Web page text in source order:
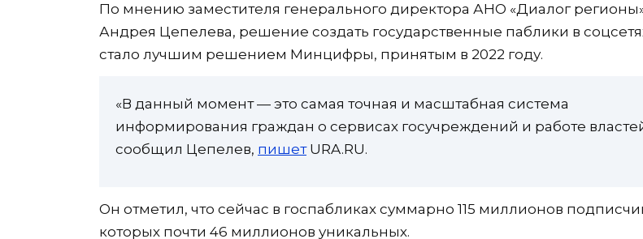
По мнению заместителя генерального директора АНО «Диалог
Андрея Цепелева, решение создать государственные паблики в
стало лучшим решением Минцифры, принятым в 2022 году.
«В данный момент — это самая точная и масштабная система
информирования граждан о сервисах госучреждений и работе
сообщил Цепелев, пишетURA.RU.
Он отметил, что сейчас в госпабликах суммарно 115 миллионов
которых почти 46 миллионов уникальных.